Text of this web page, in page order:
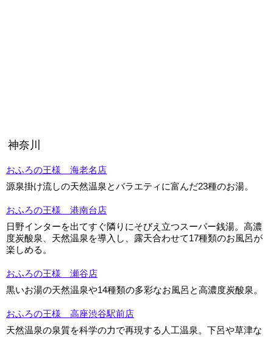
神奈川
おふろの王様 海老名店
源泉掛け流しの天然温泉とバラエティに富んだ23種のお湯。
おふろの王様 港南台店
日野インターを出てすぐ隣りにそびえ立つスーパー銭湯。高濃
度炭酸泉、天然温泉を導入し、露天合わせて17種類のお風呂が
楽しめる。
おふろの王様 瀬谷店
黒いお湯の天然温泉や14種類の多彩なお風呂と高濃度炭酸泉。
おふろの王様 高座渋谷駅前店
天然温泉の泉質を科学の力で再現する人工温泉。下呂や草津な